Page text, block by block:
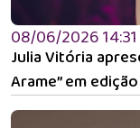
08/06/2026 14:31
Julia Vitória
Arame” em